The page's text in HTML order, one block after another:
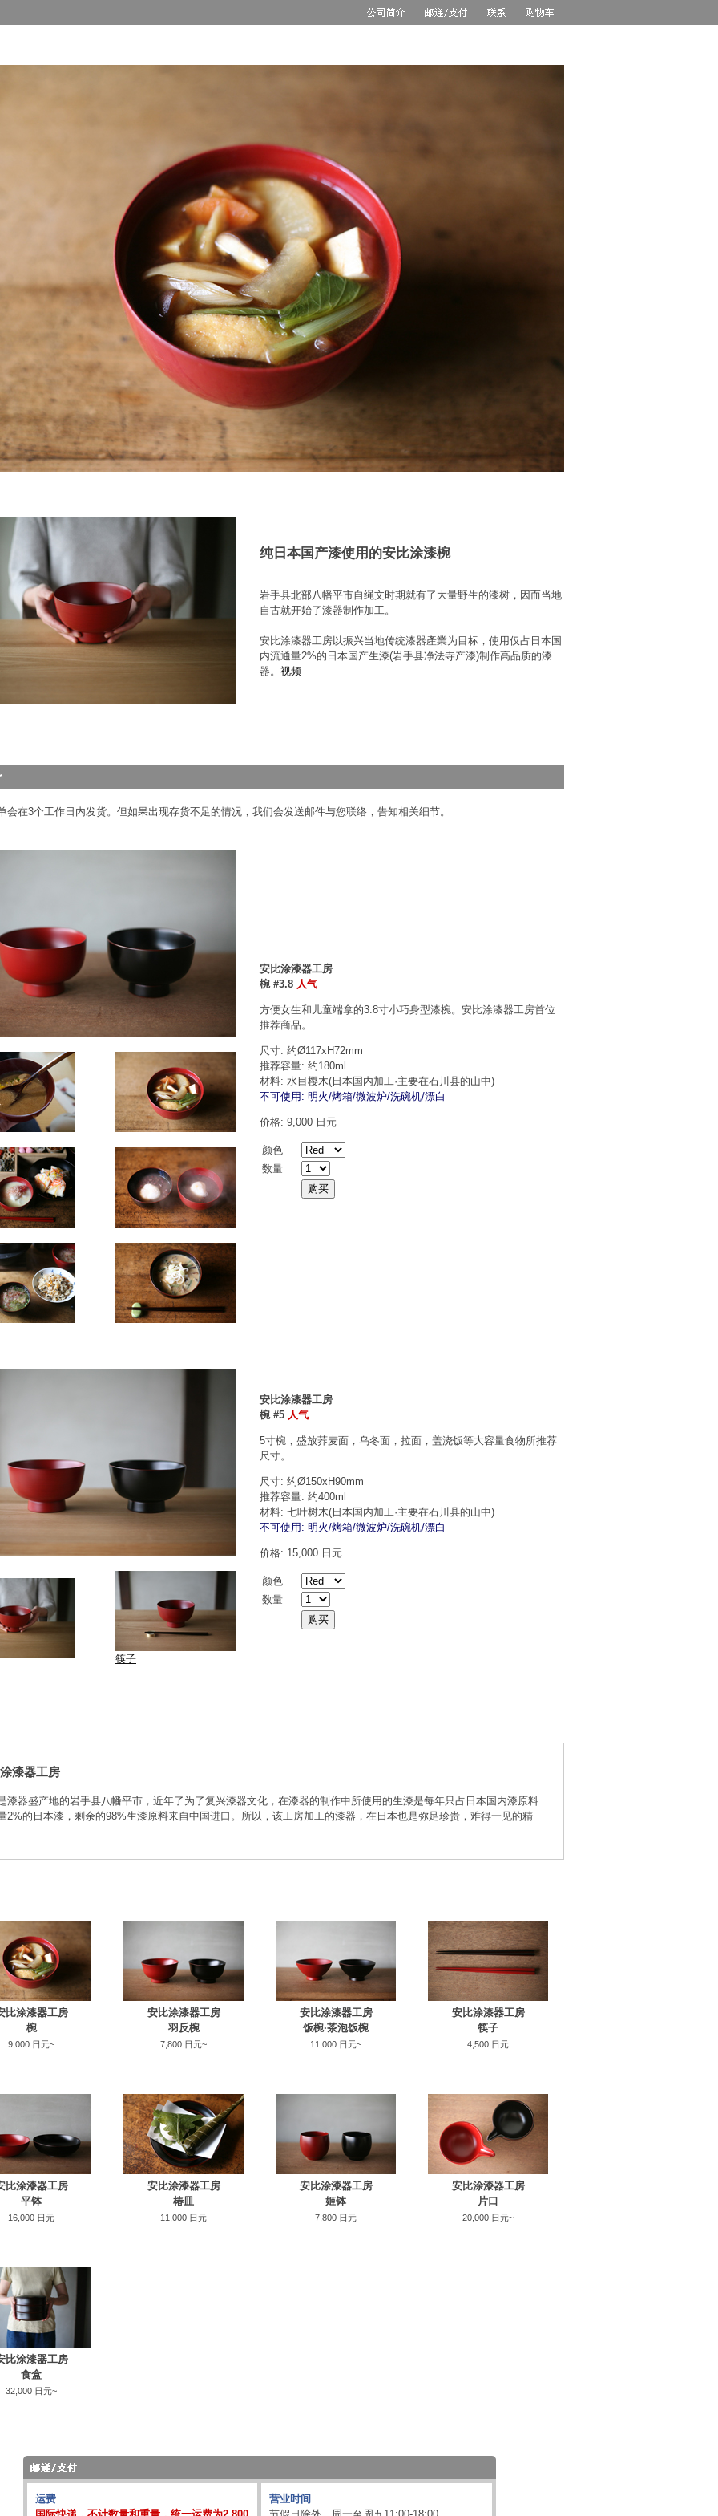
纯日本国产漆使用的安比涂漆椀
岩手县北部八幡平市自绳文时期就有了大量野生的漆树，因而当地
自古就开始了漆器制作加工。
安比涂漆器工房以振兴当地传统漆器產業为目标，使用仅占日本国
内流通量2%的日本国产生漆(岩手县净法寺产漆)制作高品质的漆
器。 视频
会在3个工作日内发货。但如果出现存货不足的情况，我们会发送邮件与您联络，告知相关细节。
安比涂漆器工房
椀 #3.8 人气
方便女生和儿童端拿的3.8寸小巧身型漆椀。安比涂漆器工房首位
推荐商品。
尺寸: 约Ø117xH72mm
推荐容量: 约180ml
材料: 水目樱木(日本国内加工·主要在石川县的山中)
不可使用: 明火/烤箱/微波炉/洗碗机/漂白
价格: 9,000 日元
颜色
数量
筷子
安比涂漆器工房
椀 #5 人气
5寸椀，盛放荞麦面，乌冬面，拉面，盖浇饭等大容量食物所推荐
尺寸。
尺寸: 约Ø150xH90mm
推荐容量: 约400ml
材料: 七叶树木(日本国内加工·主要在石川县的山中)
不可使用: 明火/烤箱/微波炉/洗碗机/漂白
价格: 15,000 日元
颜色
数量
漆器工房
漆器盛产地的岩手县八幡平市，近年了为了复兴漆器文化，在漆器的制作中所使用的生漆是每年只占日本国内漆原料
2%的日本漆，剩余的98%生漆原料来自中国进口。所以，该工房加工的漆器，在日本也是弥足珍贵，难得一见的精
比涂漆器工房
椀
9,000 日元~
安比涂漆器工房
羽反椀
7,800 日元~
安比涂漆器工房
饭椀·茶泡饭椀
11,000 日元~
安比涂漆器工房
筷子
4,500 日元
比涂漆器工房
平钵
16,000 日元
安比涂漆器工房
椿皿
11,000 日元
安比涂漆器工房
姬钵
7,800 日元
安比涂漆器工房
片口
20,000 日元~
比涂漆器工房
食盒
32,000 日元~
运费
营业时间